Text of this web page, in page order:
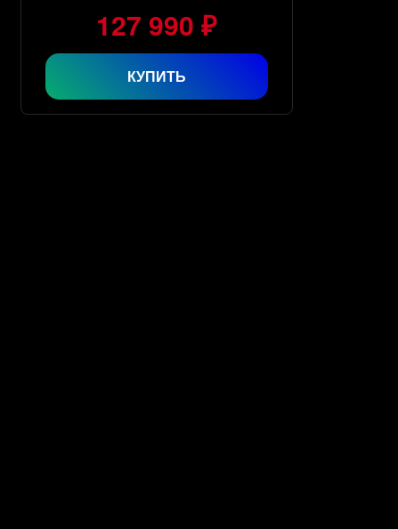
127 990 ₽
КУПИТЬ